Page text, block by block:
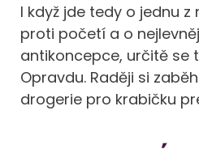
I když jde tedy o jednu
proti početí a o
antikoncepce, určitě se
Opravdu. Raději si
drogerie pro krabičku